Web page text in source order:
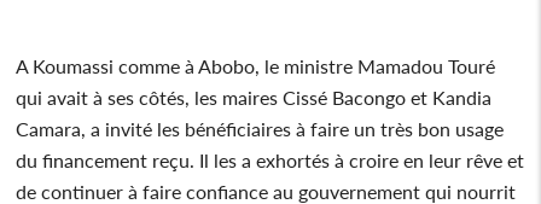
A Koumassi comme à Abobo, le ministre Mamadou Touré
qui avait à ses côtés, les maires Cissé Bacongo et Kandia
Camara, a invité les bénéficiaires à faire un très bon usage
du financement reçu. Il les a exhortés à croire en leur rêve et
de continuer à faire confiance au gouvernement qui nourrit